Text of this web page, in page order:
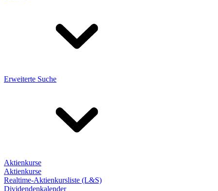
Erweiterte Suche
Aktienkurse
Aktienkurse
Realtime-Aktienkursliste (L&S)
Dividendenkalender